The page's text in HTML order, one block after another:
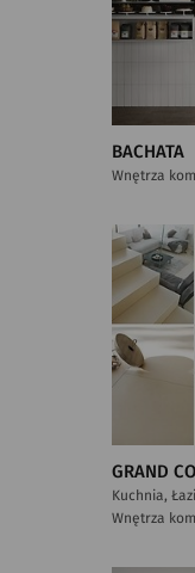
BACHATA
Wnętrza
GRAND
Kuchnia,
Wnętrza